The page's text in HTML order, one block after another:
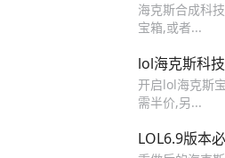
海克斯合成科
宝箱,或者...
lol海克斯科
开启lol海克斯
需半价,另...
LOL6.9版本